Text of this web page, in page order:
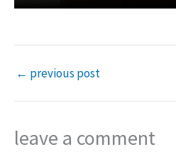
← previous post
leave a comment